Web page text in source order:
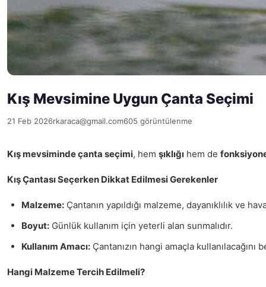
Kış Mevsimine Uygun Çanta Seçimi
21 Feb 2026rkaraca@gmail.com605 görüntülenme
Kış mevsiminde çanta seçimi, hem şıklığı hem de
Kış Çantası Seçerken Dikkat Edilmesi Gerekenler
Malzeme: Çantanın yapıldığı malzeme, dayanıklılık ve
Boyut: Günlük kullanım için yeterli alan sunmalıdır.
Kullanım Amacı: Çantanızın hangi amaçla
Hangi Malzeme Tercih Edilmeli?